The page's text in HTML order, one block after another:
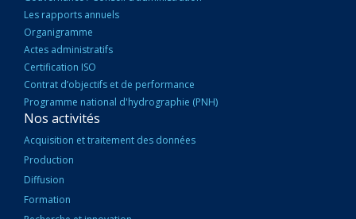
Les rapports annuels
Organigramme
Actes administratifs
Certification ISO
Contrat d’objectifs et de performance
Programme national d'hydrographie (PNH)
Nos activités
Acquisition et traitement des données
Production
Diffusion
Formation